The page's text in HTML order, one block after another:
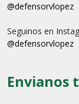
@defensorvlopez
Seguinos en
@defensorvlopez
Envianos